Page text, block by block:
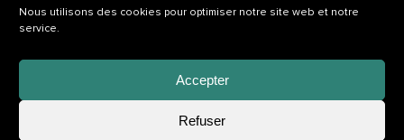
Nous utilisons des cookies pour optimiser notre site web et notre
service.
Accepter
Refuser
L’innovation collective
Adhérer